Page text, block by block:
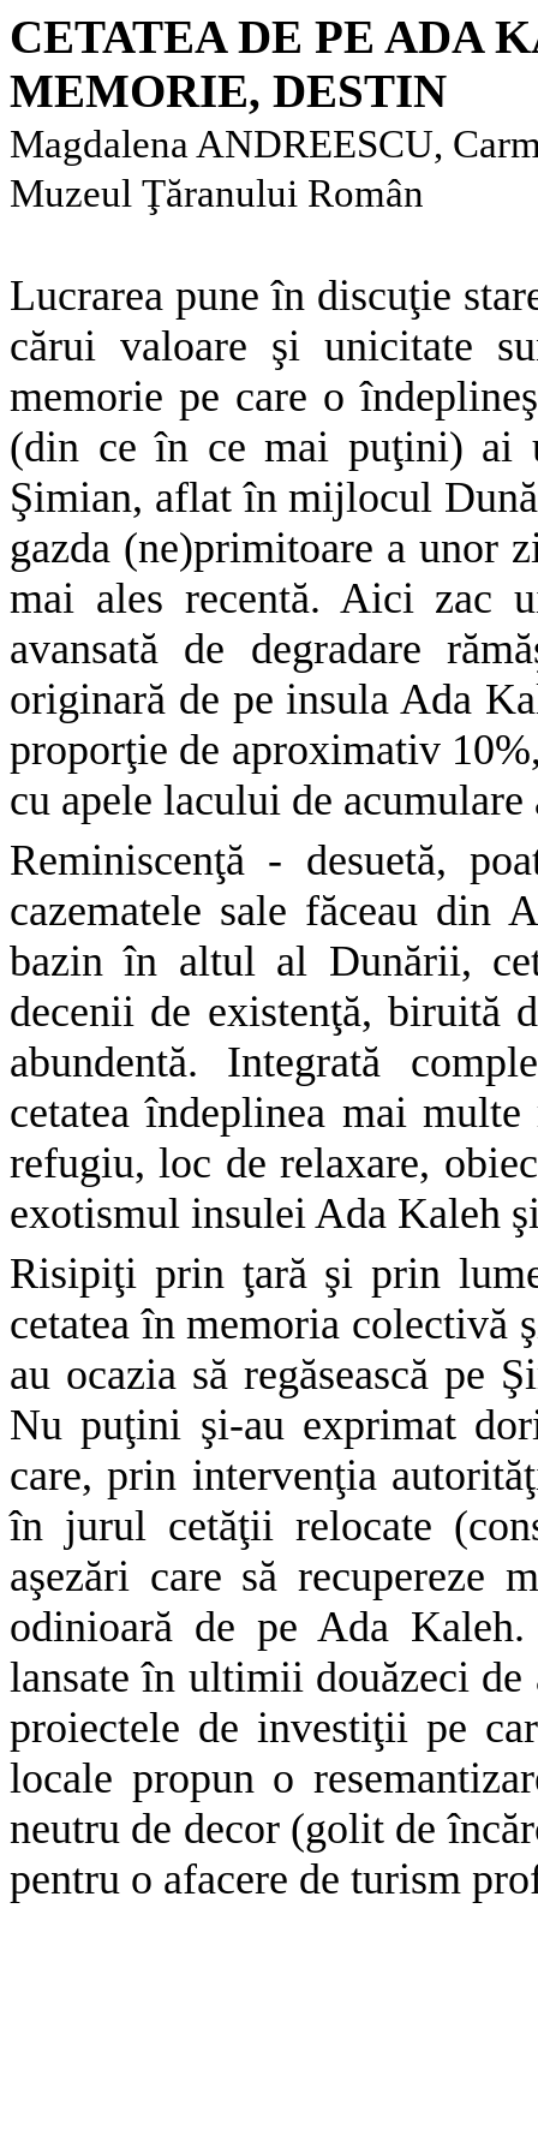
CETATEA DE PE ADA
MEMORIE, DESTIN
Magdalena ANDREESCU,
Muzeul Ţăranului Român
Lucrarea pune în discuţie
cărui valoare şi unicitate
memorie pe care o
(din ce în ce mai puţini) ai
Şimian, aflat în mijlocul
gazda (ne)primitoare a unor
mai ales recentă. Aici zac
avansată de degradare
originară de pe insula Ada
proporţie de aproximativ
cu apele lacului de
Reminiscenţă - desuetă,
cazematele sale făceau din
bazin în altul al Dunării,
decenii de existenţă, biruită
abundentă. Integrată
cetatea îndeplinea mai
refugiu, loc de relaxare,
exotismul insulei Ada Kaleh
Risipiţi prin ţară şi prin
cetatea în memoria colectivă
au ocazia să regăsească pe
Nu puţini şi-au exprimat
care, prin intervenţia
în jurul cetăţii relocate
aşezări care să recupereze
odinioară de pe Ada
lansate în ultimii douăzeci
proiectele de investiţii pe
locale propun o
neutru de decor (golit de
pentru o afacere de turism